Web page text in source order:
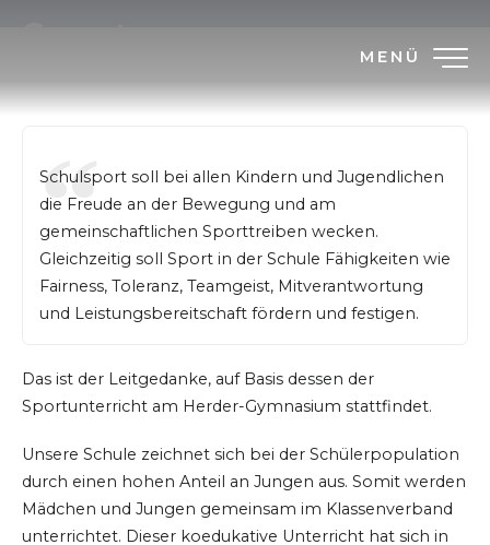
MENÜ
Sport
Schulsport soll bei allen Kindern und Jugendlichen
die Freude an der Bewegung und am
gemeinschaftlichen Sporttreiben wecken.
Gleichzeitig soll Sport in der Schule Fähigkeiten wie
Fairness, Toleranz, Teamgeist, Mitverantwortung
und Leistungsbereitschaft fördern und festigen.
Das ist der Leitgedanke, auf Basis dessen der
Sportunterricht am Herder-Gymnasium stattfindet.
Unsere Schule zeichnet sich bei der Schülerpopulation
durch einen hohen Anteil an Jungen aus. Somit werden
Mädchen und Jungen gemeinsam im Klassenverband
unterrichtet. Dieser koedukative Unterricht hat sich in